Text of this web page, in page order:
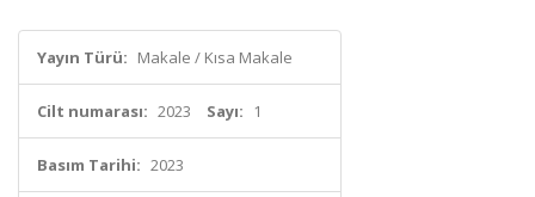
Yayın Türü: Makale / Kısa Makale
Cilt numarası: 2023 Sayı: 1
Basım Tarihi: 2023